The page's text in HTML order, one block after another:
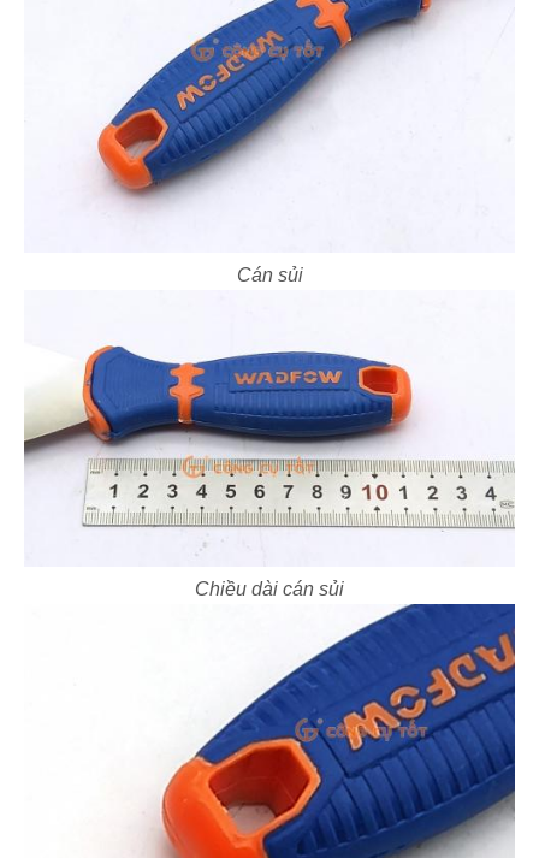
Cán sủi
Chiều dài cán sủi